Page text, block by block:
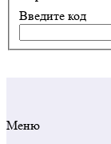
Введите код
Меню